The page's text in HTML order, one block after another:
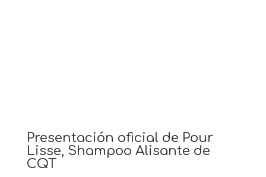
Presentación oficial de Pour
Lisse, Shampoo Alisante de
CQT